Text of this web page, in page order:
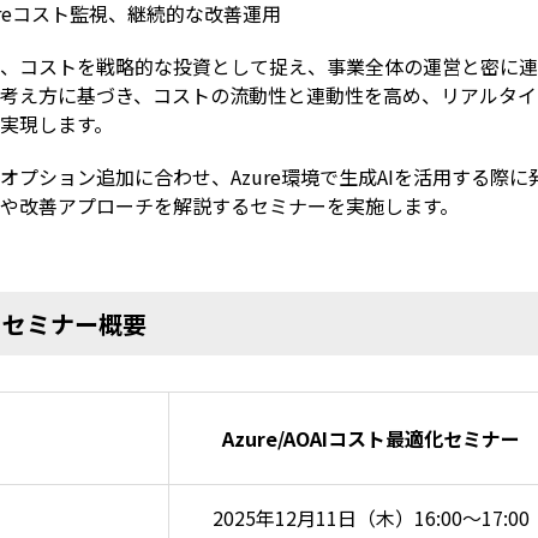
コスト監視、継続的な改善運用
コストを戦略的な投資として捉え、事業全体の運営と密に
え方に基づき、コストの流動性と連動性を高め、リアルタ
現します。
プション追加に合わせ、 Azure環境で生成AIを活用する際に
改善アプローチを解説するセミナーを実施します。
セミナー概要
Azure/AOAIコスト最適化セミナー
2025年12月11日（木）16:00～17:00